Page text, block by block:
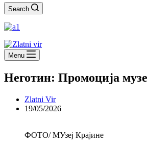
Search
Menu
Неготин: Промоција
Zlatni Vir
19/05/2026
ФОТО/ МУзеј Крајине